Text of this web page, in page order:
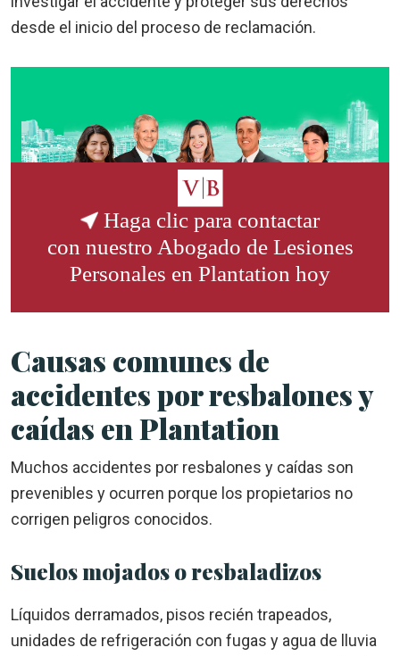
desde el inicio del proceso de reclamación.
Haga clic para contactar
con nuestro Abogado de Lesiones
Personales en Plantation hoy
Causas comunes de
accidentes por resbalones y
caídas en Plantation
Muchos accidentes por resbalones y caídas son
prevenibles y ocurren porque los propietarios no
corrigen peligros conocidos.
Suelos mojados o resbaladizos
Líquidos derramados, pisos recién trapeados,
unidades de refrigeración con fugas y agua de lluvia